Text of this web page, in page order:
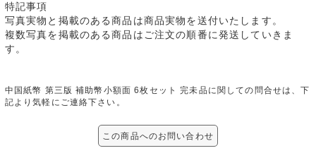
特記事項
写真実物と掲載のある商品は商品実物を送付いたします。
複数写真を掲載のある商品はご注文の順番に発送していきま
す。
中国紙幣 第三版 補助幣小額面 6枚セット 完未品に関しての問合せは、下
記より気軽にご連絡下さい。
この商品へのお問い合わせ